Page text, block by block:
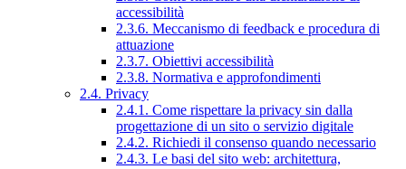
accessibilità
2.3.6. Meccanismo di feedback e procedura di
attuazione
2.3.7. Obiettivi accessibilità
2.3.8. Normativa e approfondimenti
2.4. Privacy
2.4.1. Come rispettare la privacy sin dalla
progettazione di un sito o servizio digitale
2.4.2. Richiedi il consenso quando necessario
2.4.3. Le basi del sito web: architettura,